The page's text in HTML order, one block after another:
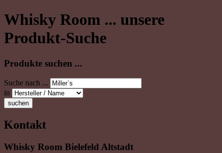
Whisky Room ... unsere
Produkt-Suche
Produkte suchen ...
Suche nach ...
in
suchen
Kontakt
Whisky Room Bielefeld Altstadt